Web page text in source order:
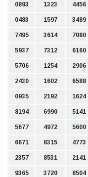
0893 1323 4456
0483 1597 3489
7495 3614 7080
5937 7312 6160
5706 1254 2906
2430 1602 6588
0935 2192 1624
8194 6990 5141
5677 4972 5600
6671 8315 4773
2357 8531 2141
9365 3720 8504